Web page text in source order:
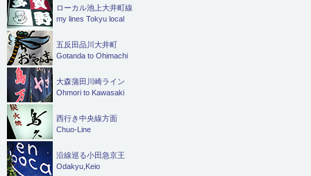
ローカル池上大井町線
my lines Tokyu local
五反田品川大井町
Gotanda to Ohimachi
大森蒲田川崎ライン
Ohmori to Kawasaki
西行き中央線方面
Chuo-Line
沿線巡る小田急京王
Odakyu,Keio